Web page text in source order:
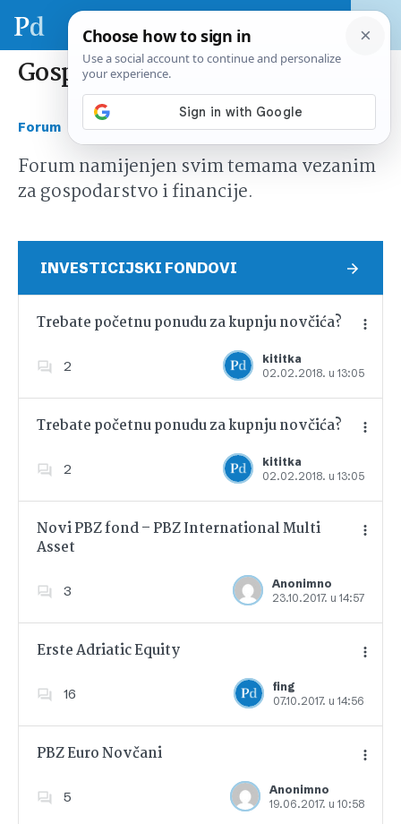
Gospodarstvo i financije
Forum Gospodarstvo i financije
Forum namijenjen svim temama vezanim
za gospodarstvo i financije.
INVESTICIJSKI FONDOVI
Trebate početnu ponudu za kupnju novčića?
2
kititka
02.02.2018. u 13:05
Dodajte u favorite
Trebate početnu ponudu za kupnju novčića?
2
kititka
02.02.2018. u 13:05
Dodajte u favorite
Novi PBZ fond – PBZ International Multi
Asset
3
Anonimno
23.10.2017. u 14:57
Dodajte u favorite
Erste Adriatic Equity
16
fing
07.10.2017. u 14:56
Dodajte u favorite
PBZ Euro Novčani
5
Anonimno
19.06.2017. u 10:58
Dodajte u favorite